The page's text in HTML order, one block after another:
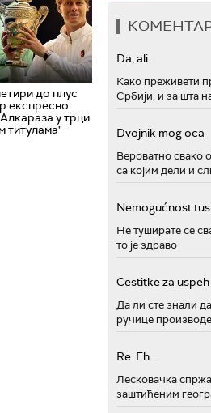
до плус
експресно
у трци
титулама"
Da, ali...
Како преживети
Србији, и за шта
Dvojnik mog oca
Вероватно свако
са којим дели и
Nemogućnost
Не туширате се
то је здраво
Cestitke za uspeh
Да ли сте знали
ручице
Re: Eh...
Лесковачка
заштићеним